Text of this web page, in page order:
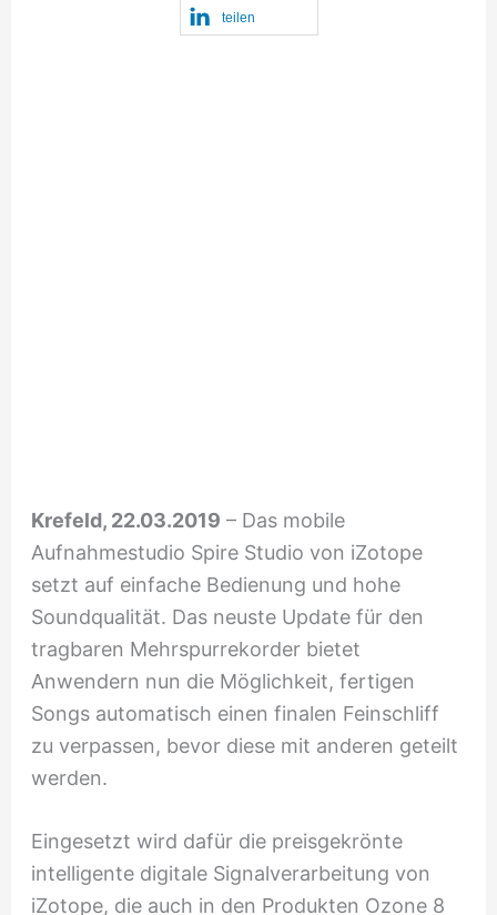
teilen
Krefeld, 22.03.2019 – Das mobile
Aufnahmestudio Spire Studio von iZotope
setzt auf einfache Bedienung und hohe
Soundqualität. Das neuste Update für den
tragbaren Mehrspurrekorder bietet
Anwendern nun die Möglichkeit, fertigen
Songs automatisch einen finalen Feinschliff
zu verpassen, bevor diese mit anderen geteilt
werden.
Eingesetzt wird dafür die preisgekrönte
intelligente digitale Signalverarbeitung von
iZotope, die auch in den Produkten Ozone 8